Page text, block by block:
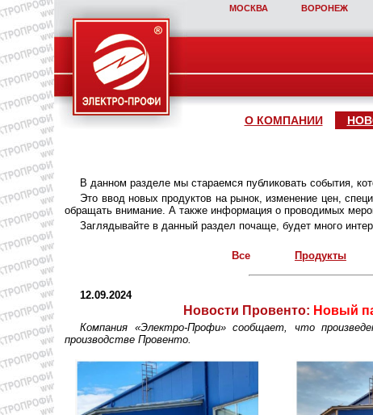
МОСКВА ВОРОНЕЖ
О КОМПАНИИ
В данном разделе мы стараемся публиковать события,
Это ввод новых продуктов на рынок, изменение цен,
обращать внимание. А также информация о проводимых
Заглядывайте в данный раздел почаще, будет много
Все Продукты
12.09.2024
Новости Провенто: Новый
Компания «Электро-Профи» сообщает, что
производстве Провенто.